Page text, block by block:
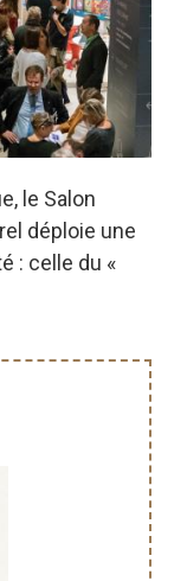
le Salon
déploie une
: celle du «